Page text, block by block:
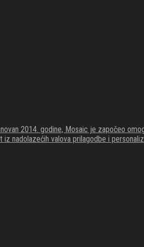
2014. godine, Mosaic je započeo
nadolazećih valova prilagodbe i